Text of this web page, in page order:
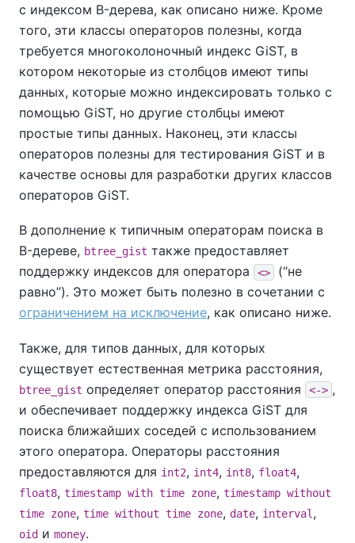
с индексом B-дерева, как описано ниже. Кроме
того, эти классы операторов полезны, когда
требуется многоколоночный индекс GiST, в
котором некоторые из столбцов имеют типы
данных, которые можно индексировать только с
помощью GiST, но другие столбцы имеют
простые типы данных. Наконец, эти классы
операторов полезны для тестирования GiST и в
качестве основы для разработки других классов
операторов GiST.
В дополнение к типичным операторам поиска в
B-дереве, btree_gist также предоставляет
поддержку индексов для оператора
<> (“не
равно”). Это может быть полезно в сочетании с
ограничением на исключение, как описано ниже.
Также, для типов данных, для которых
существует естественная метрика расстояния,
btree_gist определяет оператор расстояния <-> ,
и обеспечивает поддержку индекса GiST для
поиска ближайших соседей с использованием
этого оператора. Операторы расстояния
предоставляются для int2, int4, int8, float4,
float8, timestamp with time zone, timestamp without
time zone, time without time zone, date, interval ,
oid и money.